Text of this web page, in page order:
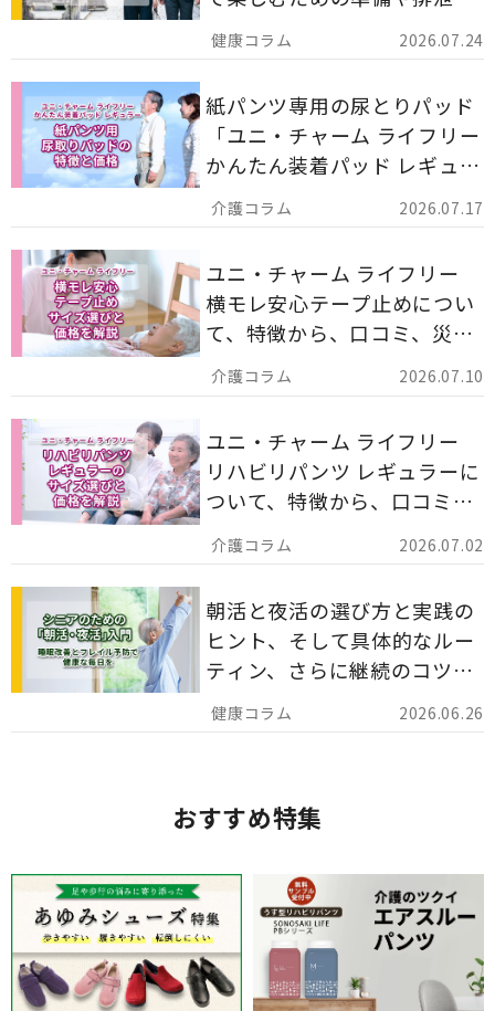
2026.07.24
ア用品の選び方を解説しま
す。
2026.07.17
紙パンツ専用の尿とりパッド
「ユニ・チャーム ライフリー
かんたん装着パッド レギュラ
ー 計162枚」について解説し
ます。
2026.07.10
ユニ・チャーム ライフリー
横モレ安心テープ止めについ
て、特徴から、口コミ、災害
備蓄としての活用法まで分か
りやすく解説します。
2026.07.02
ユニ・チャーム ライフリー
リハビリパンツ レギュラーに
ついて、特徴から、口コミ、
災害備蓄としての活用法まで
分かりやすく解説します。
2026.06.26
朝活と夜活の選び方と実践の
ヒント、そして具体的なルー
ティン、さらに継続のコツま
でを詳しくご紹介します。
おすすめ特集